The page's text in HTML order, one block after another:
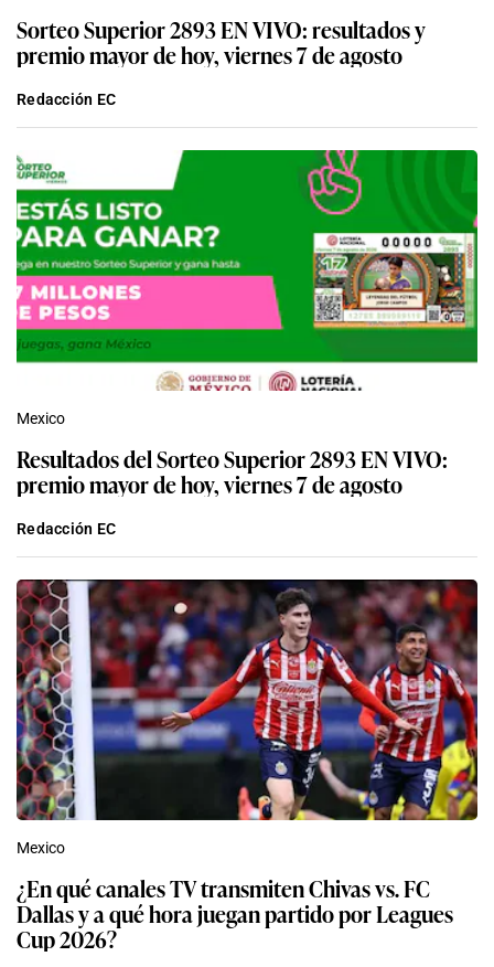
Sorteo Superior 2893 EN VIVO: resultados y
premio mayor de hoy, viernes 7 de agosto
Redacción EC
Mexico
Resultados del Sorteo Superior 2893 EN VIVO:
premio mayor de hoy, viernes 7 de agosto
Redacción EC
Mexico
¿En qué canales TV transmiten Chivas vs. FC
Dallas y a qué hora juegan partido por Leagues
Cup 2026?